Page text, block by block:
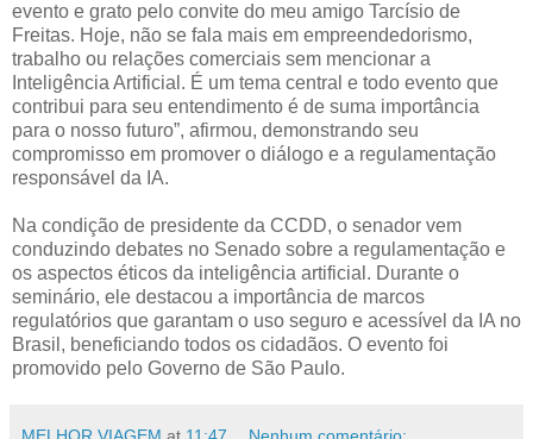
evento e grato pelo convite do meu amigo Tarcísio de
Freitas. Hoje, não se fala mais em empreendedorismo,
trabalho ou relações comerciais sem mencionar a
Inteligência Artificial. É um tema central e todo evento que
contribui para seu entendimento é de suma importância
para o nosso futuro”, afirmou, demonstrando seu
compromisso em promover o diálogo e a regulamentação
responsável da IA.
Na condição de presidente da CCDD, o senador vem
conduzindo debates no Senado sobre a regulamentação e
os aspectos éticos da inteligência artificial. Durante o
seminário, ele destacou a importância de marcos
regulatórios que garantam o uso seguro e acessível da IA no
Brasil, beneficiando todos os cidadãos. O evento foi
promovido pelo Governo de São Paulo.